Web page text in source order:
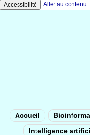
Accessibilité Aller au contenu
Accueil
Intelligence